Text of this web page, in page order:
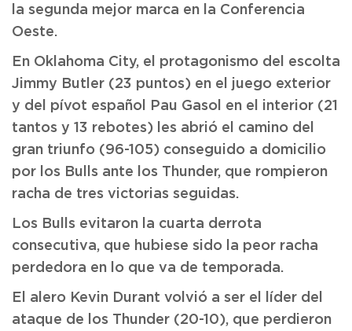
la segunda mejor marca en la Conferencia
Oeste.
En Oklahoma City, el protagonismo del escolta
Jimmy Butler (23 puntos) en el juego exterior
y del pívot español Pau Gasol en el interior (21
tantos y 13 rebotes) les abrió el camino del
gran triunfo (96-105) conseguido a domicilio
por los Bulls ante los Thunder, que rompieron
racha de tres victorias seguidas.
Los Bulls evitaron la cuarta derrota
consecutiva, que hubiese sido la peor racha
perdedora en lo que va de temporada.
El alero Kevin Durant volvió a ser el líder del
ataque de los Thunder (20-10), que perdieron